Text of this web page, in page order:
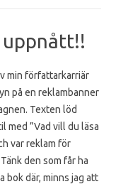
uppnått!!
min författarkarriär
på en reklambanner
Texten löd
med ”Vad vill du läsa
var reklam för
den som får ha
bok där, minns jag att